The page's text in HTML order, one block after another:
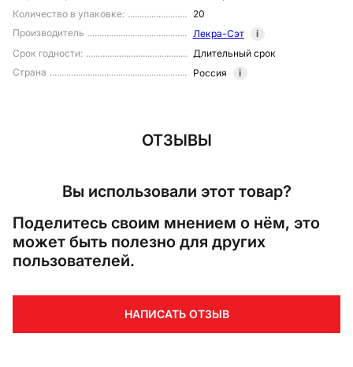
Количество в упаковке:
20
Производитель
Лекра-Сэт
i
Срок годности:
Длительный срок
Страна
Россия i
ОТЗЫВЫ
Вы использовали этот товар?
Поделитесь своим мнением о нём, это
может быть полезно для других
пользователей.
НАПИСАТЬ ОТЗЫВ